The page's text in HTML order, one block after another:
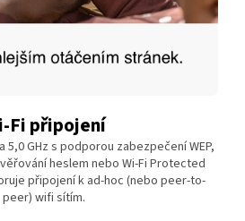
Fi připojení
5,0 GHz s podporou zabezpečení WEP,
heslem nebo Wi-Fi Protected
připojení k ad-hoc (nebo peer-to-
peer) wifi sítím.